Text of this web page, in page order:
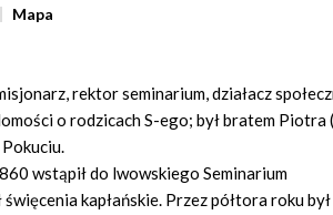
Mapa
rektor seminarium, działacz
o rodzicach S-ego; był bratem Piotra
wstąpił do lwowskiego Seminarium
kapłańskie. Przez półtora roku był